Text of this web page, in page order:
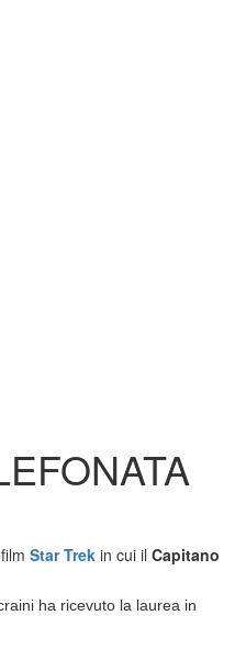
Star Trek in cui il Capitano
ha ricevuto la laurea in